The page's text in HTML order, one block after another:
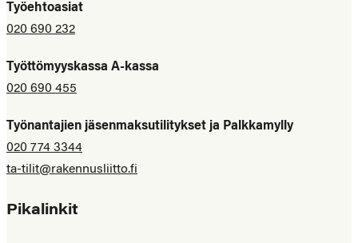
Työehtoasiat
020 690 232
Työttömyyskassa A-kassa
020 690 455
Työnantajien jäsenmaksutilitykset ja Palkkamylly
020 774 3344
ta-tilit@rakennusliitto.fi
Pikalinkit